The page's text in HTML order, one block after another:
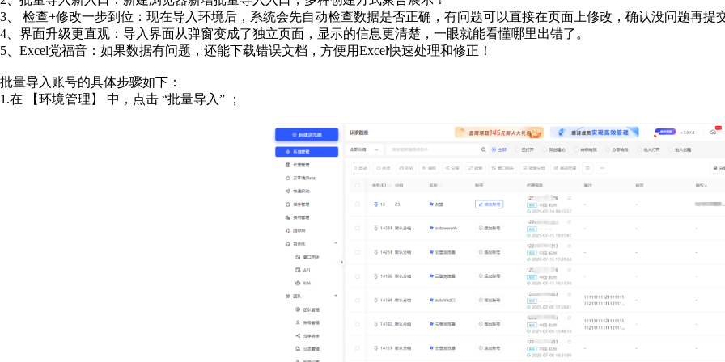
3、 检查+修改一步到位：现在导入环境后，系统会先自动检查数据是否正确，有问题可以直接在页面上修改，确认没问题再提
4、界面升级更直观：导入界面从弹窗变成了独立页面，显示的信息更清楚，一眼就能看懂哪里出错了。
5、Excel党福音：如果数据有问题，还能下载错误文档，方便用Excel快速处理和修正！
批量导入账号的具体步骤如下：
1.在 【环境管理】 中，点击 “批量导入” ；